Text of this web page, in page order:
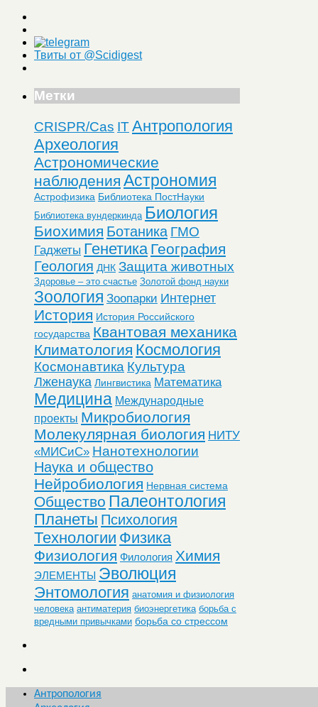
Твиты от @Scidigest
Метки
CRISPR/Cas ITАнтропология
Археология
Астрономические
наблюдения Астрономия
Астрофизика Библиотека ПостНауки
Библиотека вундеркинда Биология
Биохимия Ботаника ГМО
Гаджеты Генетика География
Геология ДНК Защита животных
Здоровье – это счастье Золотой фонд науки
Зоология Зоопарки Интернет
История История Российского
государства Квантовая механика
Климатология Космология
Космонавтика Культура
Лженаука Лингвистика Математика
Медицина Международные
проекты Микробиология
Молекулярная биология НИТУ
«МИСиС» Нанотехнологии
Наука и общество
Нейробиология Нервная система
Общество Палеонтология
Планеты Психология
Технологии Физика
Физиология Филология Химия
ЭЛЕМЕНТЫ Эволюция
Энтомология анатомия и физиология
человека антиматерия биоэнергетика борьба с
вредными привычками борьба со стрессом
Антропология